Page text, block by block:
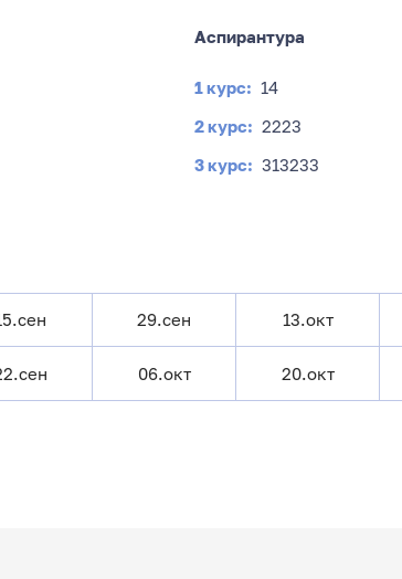
Аспирантура
1 курс: 14
2 курс: 2223
3 курс: 313233
4 курс: 431432
531532
29.сен 13.окт
06.окт 20.окт